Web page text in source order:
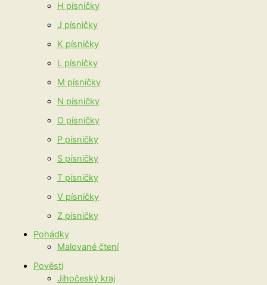
H písničky
J písničky
K písničky
L písničky
M písničky
N písničky
O písničky
P písničky
S písničky
T písničky
V písničky
Z písničky
Pohádky
Malované čtení
Pověsti
Jihočeský kraj